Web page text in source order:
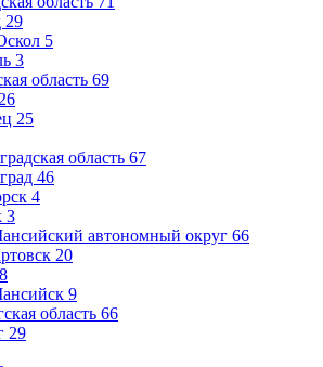
29
5
3
область 69
26
25
область 67
46
4
3
автономный округ 66
20
9
область 66
29